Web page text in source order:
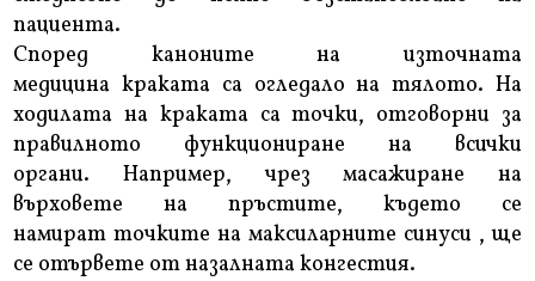
пациента.
Според каноните на източната
медицина краката са огледало на тялото. На
ходилата на краката са точки, отговорни за
правилното функциониране на всички
органи. Например, чрез масажиране на
върховете на пръстите, където се
намират точките на максиларните синуси , ще
се отървете от назалната конгестия.